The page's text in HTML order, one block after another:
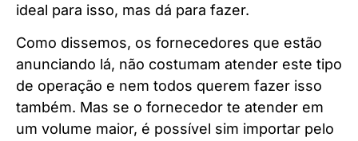
ideal para isso, mas dá para fazer.
Como dissemos, os fornecedores que estão
anunciando lá, não costumam atender este tipo
de operação e nem todos querem fazer isso
também. Mas se o fornecedor te atender em
um volume maior, é possível sim importar pelo